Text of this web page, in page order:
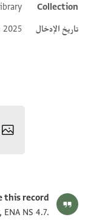
metadata
Collection
تاريخ الإدخال
2025
ENA NS 4.7 2
this record:
NS 4.7.